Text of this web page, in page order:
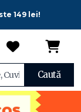
149 lei!
Caută